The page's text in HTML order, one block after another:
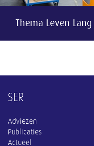
Thema Leven
Overige
SER
Adviezen
Publicaties
Actueel